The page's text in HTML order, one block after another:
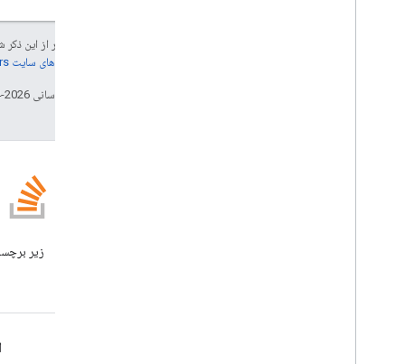
جز در مواردی که غیر از این
خطمشی‌های سایت Google Developers‏
تاریخ آخرین به‌روزرسانی 2026-04-23 به‌وقت ساعت هماهنگ جهانی.